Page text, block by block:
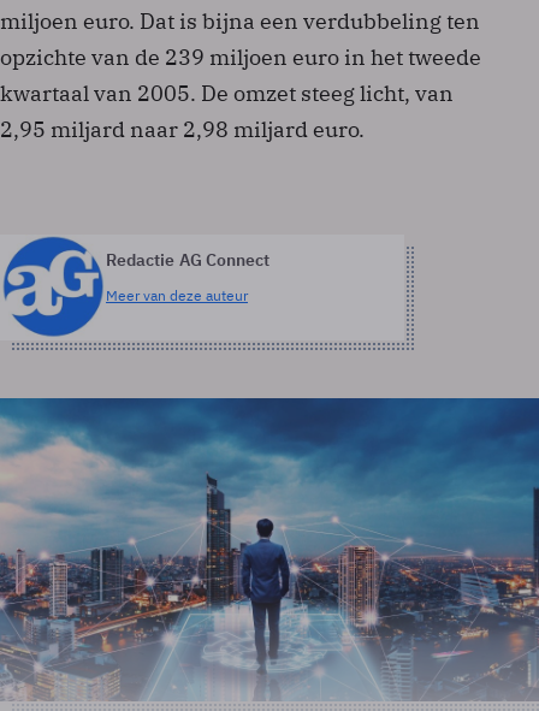
miljoen euro. Dat is bijna een verdubbeling ten
opzichte van de 239 miljoen euro in het tweede
kwartaal van 2005. De omzet steeg licht, van
2,95 miljard naar 2,98 miljard euro.
Redactie AG Connect
Meer van deze auteur